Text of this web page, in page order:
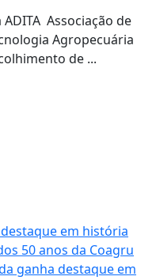
 Associação de
Agropecuária 
de ...
ganha destaque em